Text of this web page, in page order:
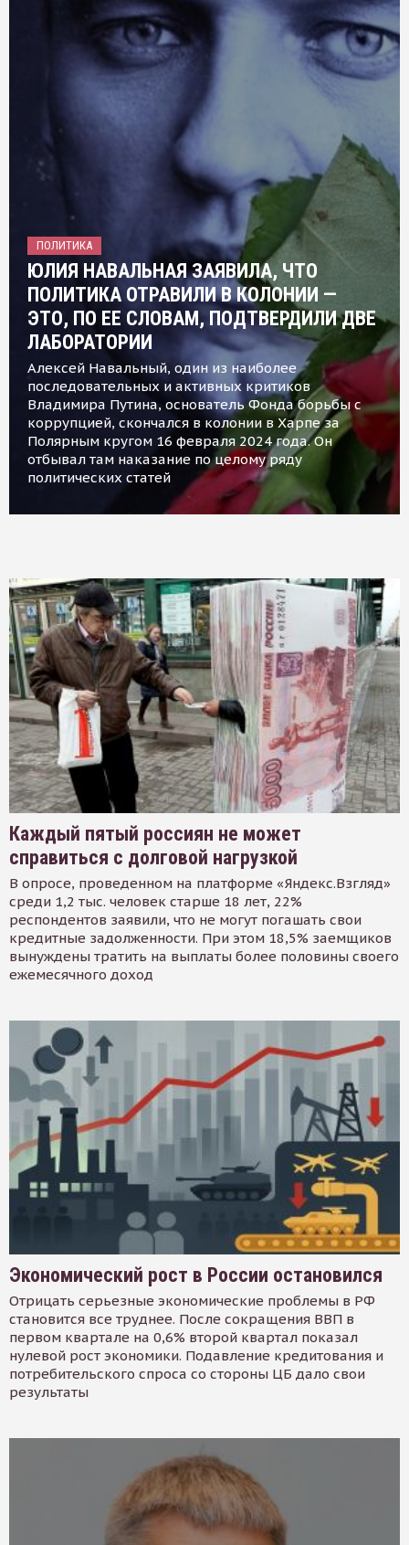
ПОЛИТИКА
ЮЛИЯ НАВАЛЬНАЯ ЗАЯВИЛА, ЧТО
ПОЛИТИКА ОТРАВИЛИ В КОЛОНИИ —
ЭТО, ПО ЕЕ СЛОВАМ, ПОДТВЕРДИЛИ ДВЕ
ЛАБОРАТОРИИ
Алексей Навальный, один из наиболее
последовательных и активных критиков
Владимира Путина, основатель Фонда борьбы с
коррупцией, скончался в колонии в Харпе за
Полярным кругом 16 февраля 2024 года. Он
отбывал там наказание по целому ряду
политических статей
Каждый пятый россиян не может
справиться с долговой нагрузкой
В опросе, проведенном на платформе «Яндекс.Взгляд»
среди 1,2 тыс. человек старше 18 лет, 22%
респондентов заявили, что не могут погашать свои
кредитные задолженности. При этом 18,5% заемщиков
вынуждены тратить на выплаты более половины своего
ежемесячного доход
Экономический рост в России остановился
Отрицать серьезные экономические проблемы в РФ
становится все труднее. После сокращения ВВП в
первом квартале на 0,6% второй квартал показал
нулевой рост экономики. Подавление кредитования и
потребительского спроса со стороны ЦБ дало свои
результаты